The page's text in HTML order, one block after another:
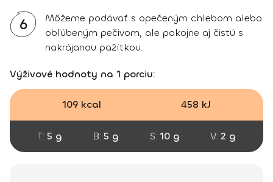
6
Môžeme podávať s opečeným chlebom alebo
obľúbeným pečivom, ale pokojne aj čistú s
nakrájanou pažítkou.
Výživové hodnoty na 1 porciu:
109 kcal 458 kJ
T: 5 g B: 5 g S: 10 g V: 2 g